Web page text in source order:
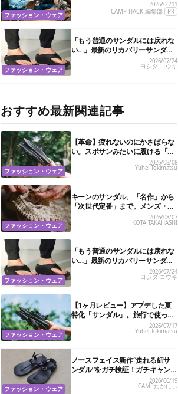
ファッション・ウェア
る“特殊機能”サングラス3選2026/06/11
CAMP HACK 編集部
PR
ファッション・ウェア
「もう普通のサンダルには戻れな
い…」最新のリカバリーサンダル
おすすめ13選
2026/07/24
ヨシダ コウキ
おすすめ最新関連記事
ファッション・ウェア
【革命】疲れないのにかさばらな
い。スポサンみたいに履ける「リ
カバリーサンダル」が大本命！
2026/08/08
Yuhei Tokimatsu
ファッション・ウェア
キーンのサンダル、「名作」から
「次世代定番」まで。メンズ・レ
ディースおすすめ6選
2026/08/07
KOTA TAKAHASHI
ファッション・ウェア
「もう普通のサンダルには戻れな
い…」最新のリカバリーサンダル
おすすめ13選
2026/07/24
ヨシダ コウキ
ファッション・ウェア
【1ヶ月レビュー】アプデした夏
特化「サンダル」。旅行で使って
わかった6つの魅力と1つの注意点
2026/07/17
Yuhei Tokimatsu
ファッション・ウェア
ノースフェイス新作“走れる紐サ
ンダル”をガチ検証！ガチキャン
パーが「ヘビーユース確定」と絶
2026/06/19
CAMPたかにぃ